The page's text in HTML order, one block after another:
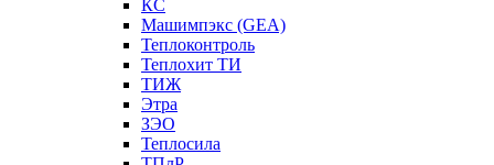
КС
Машимпэкс (GEA)
Теплоконтроль
Теплохит ТИ
ТИЖ
Этра
ЗЭО
Теплосила